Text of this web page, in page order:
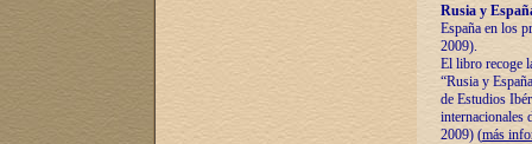
Rusia y
España en los
2009).
El libro recoge
“Rusia y
de Estudios
internacionales
2009) (más